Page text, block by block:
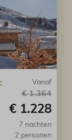
Vanaf
€ 1.364
€ 1.228
7 nachten
2 personen